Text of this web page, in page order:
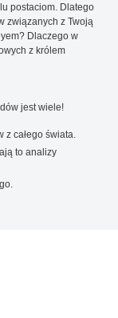
postaciom. Dlatego
związanych z Twoją
Dlaczego w
z królem
jest wiele!
z całego świata.
to analizy